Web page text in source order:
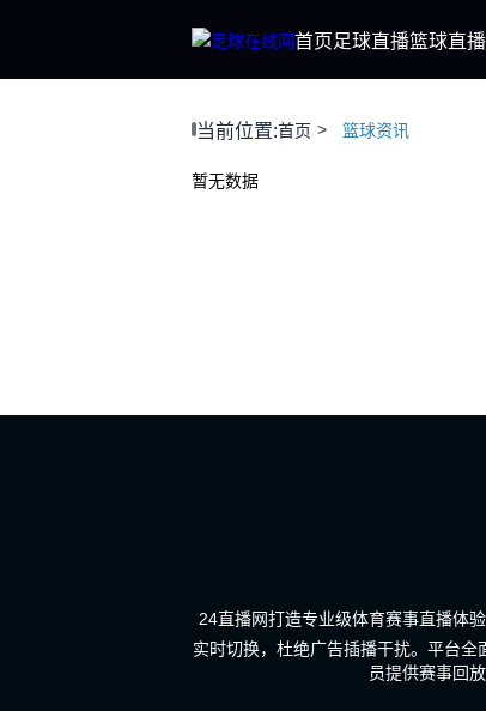
首页足球直播篮球直播
当前位置:首页 篮球资讯
暂无数据
24直播网打造专业级体育赛事直播体
实时切换，杜绝广告插播干扰。平台
员提供赛事回